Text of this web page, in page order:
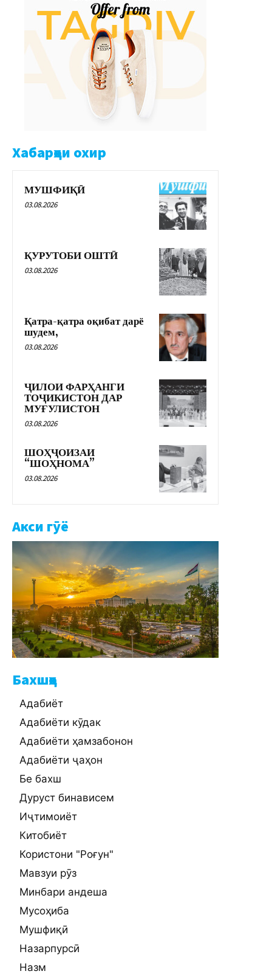
Хабарҳои охир
МУШФИҚӢ
03.08.2026
ҚУРУТОБИ ОШТӢ
03.08.2026
Қатра-қатра оқибат дарё
шудем,
03.08.2026
ҶИЛОИ ФАРҲАНГИ
ТОҶИКИСТОН ДАР
МУҒУЛИСТОН
03.08.2026
ШОҲҶОИЗАИ
“ШОҲНОМА”
03.08.2026
Акси гӯё
Бахшҳо
Адабиёт
Адабиёти кӯдак
Адабиёти ҳамзабонон
Адабиёти ҷаҳон
Бе бахш
Дуруст бинависем
Иҷтимоиёт
Китобиёт
Користони "Роғун"
Мавзуи рӯз
Минбари андеша
Мусоҳиба
Мушфиқӣ
Назарпурсӣ
Назм